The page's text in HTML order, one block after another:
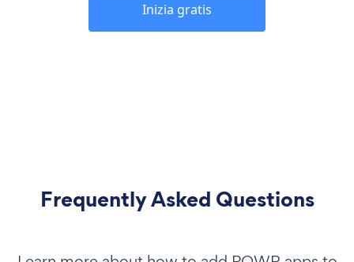
Inizia gratis
Frequently Asked Questions